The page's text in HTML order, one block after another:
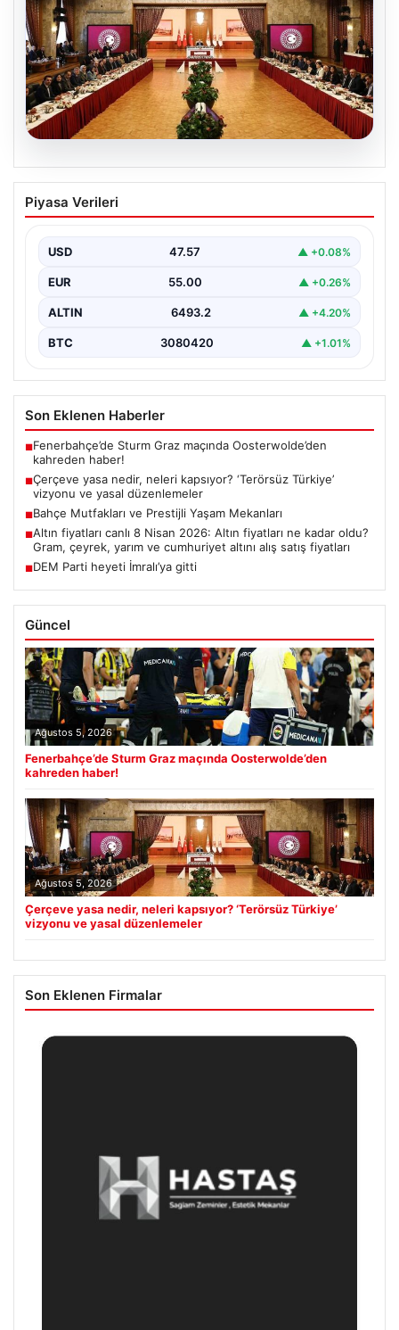
05.08.2026
Çerçeve yasa nedir, neleri kapsıyor?
‘Terörsüz Türkiye’ vizyonu ve yasal
Hukuk ve yasama alanında sıkça karşılaşılan önemli
Piyasa Verileri
USD 47.57 ▲ +0.08%
EUR 55.00 ▲ +0.26%
ALTIN 6493.2 ▲ +4.20%
BTC 3080420 ▲ +1.01%
Son Eklenen Haberler
■Fenerbahçe’de Sturm Graz maçında Oosterwolde’den
kahreden haber!
■Çerçeve yasa nedir, neleri kapsıyor? ‘Terörsüz Türkiye’
vizyonu ve yasal düzenlemeler
■Bahçe Mutfakları ve Prestijli Yaşam Mekanları
■Altın fiyatları canlı 8 Nisan 2026: Altın fiyatları ne kadar oldu?
Gram, çeyrek, yarım ve cumhuriyet altını alış satış fiyatları
■DEM Parti heyeti İmralı’ya gitti
Güncel
Ağustos 5, 2026
Fenerbahçe’de Sturm Graz maçında Oosterwolde’den
kahreden haber!
Ağustos 5, 2026
Çerçeve yasa nedir, neleri kapsıyor? ‘Terörsüz Türkiye’
vizyonu ve yasal düzenlemeler
Son Eklenen Firmalar